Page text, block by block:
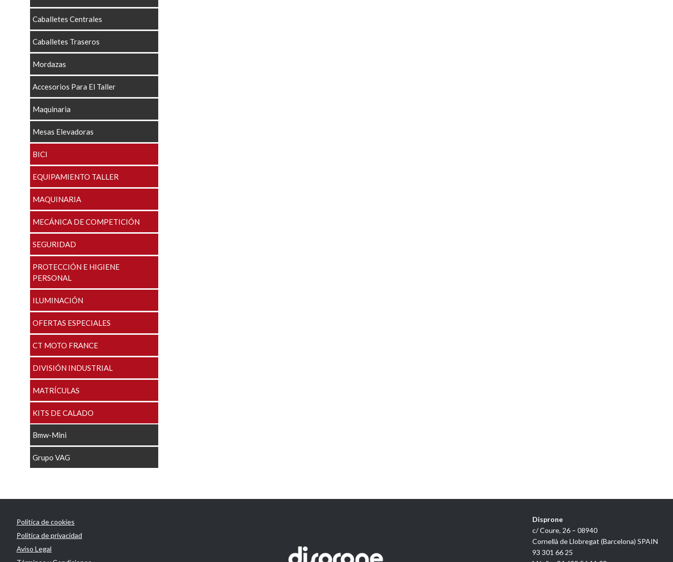
Caballetes Centrales
Caballetes Traseros
Mordazas
Accesorios Para El Taller
Maquinaria
Mesas Elevadoras
BICI
EQUIPAMIENTO TALLER
MAQUINARIA
MECÁNICA DE COMPETICIÓN
SEGURIDAD
PROTECCIÓN E HIGIENE
PERSONAL
ILUMINACIÓN
OFERTAS ESPECIALES
CT MOTO FRANCE
DIVISIÓN INDUSTRIAL
MATRÍCULAS
KITS DE CALADO
Bmw-Mini
Grupo VAG
Política de cookies
Política de privacidad
Aviso Legal
Disprone
c/ Coure, 26 – 08940
Cornellà de Llobregat (Barcelona) SPAIN
93 301 66 25